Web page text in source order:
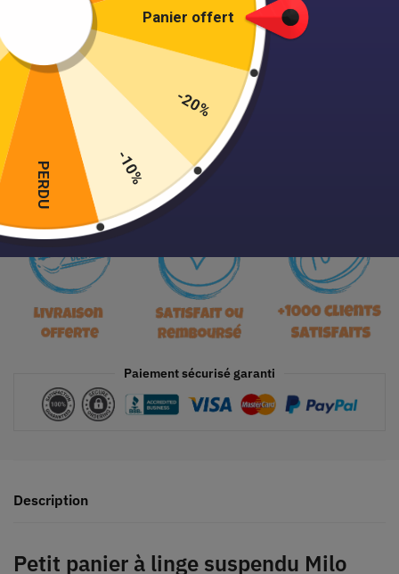
Ajouter au panier
Paiement sécurisé garanti
Description
Petit panier à linge suspendu Milo
Panier offert
-20%
-10%
PERDU